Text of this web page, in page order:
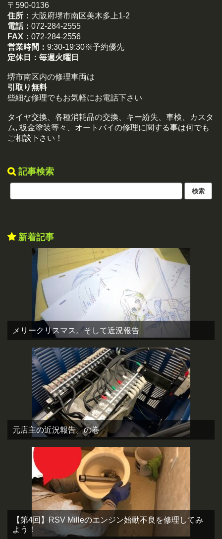
〒590-0136
住所： 大阪府堺市南区美木多上1-2
電話： 072-284-2555
FAX： 072-284-2556
営業時間： 9:30-19:30※予約優先
定休日： 毎週火曜日
堺市南区内の修理車両は
引取り無料
些細な修理でもお気軽にお電話下さい
タイヤ交換、各種消耗品の交換、キー紛失、車検、カスタ
ム, 板金塗装等々、オートバイの修理に関する事は何でも
ご相談下さい！
記事検索
新着記事
メリークリスマス。そして近況報告
元店主の近況報告。の巻
【第4回】RSV Milleのエンジン始動不良を修理してみ
よう！